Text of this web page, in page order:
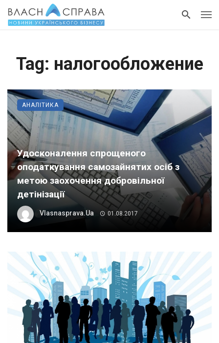
Tag: налогообложение
Удосконалення спрощеного
оподаткування самозайнятих осіб з
метою заохочення добровільної
детінізації
Vlasnasprava.ua 01.08.2017
АНАЛІТИКА